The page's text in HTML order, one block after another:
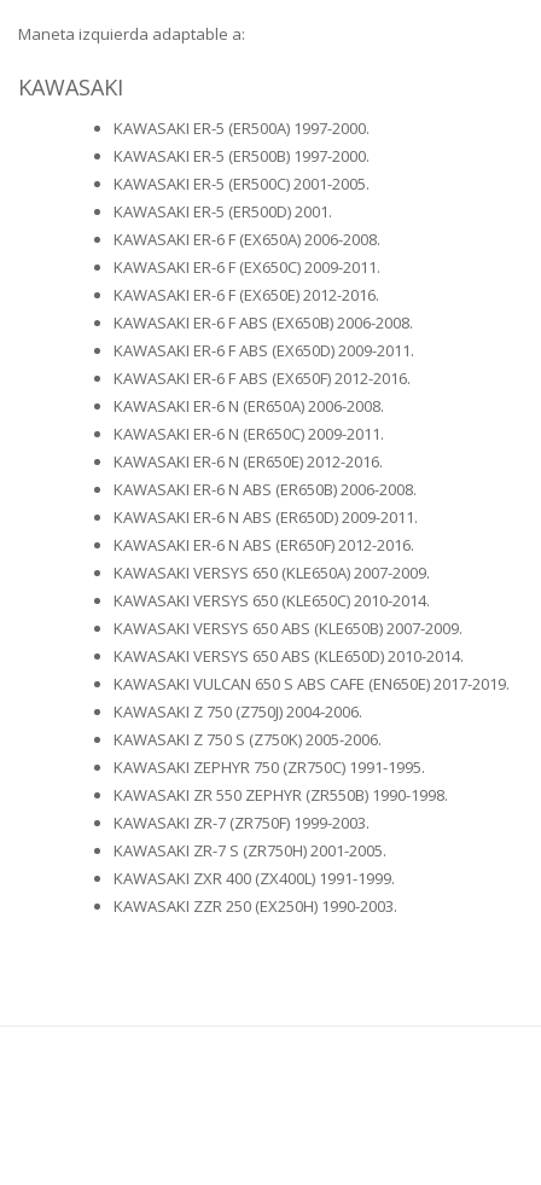
Maneta izquierda adaptable a:
KAWASAKI
KAWASAKI ER-5 (ER500A) 1997-2000.
KAWASAKI ER-5 (ER500B) 1997-2000.
KAWASAKI ER-5 (ER500C) 2001-2005.
KAWASAKI ER-5 (ER500D) 2001.
KAWASAKI ER-6 F (EX650A) 2006-2008.
KAWASAKI ER-6 F (EX650C) 2009-2011.
KAWASAKI ER-6 F (EX650E) 2012-2016.
KAWASAKI ER-6 F ABS (EX650B) 2006-2008.
KAWASAKI ER-6 F ABS (EX650D) 2009-2011.
KAWASAKI ER-6 F ABS (EX650F) 2012-2016.
KAWASAKI ER-6 N (ER650A) 2006-2008.
KAWASAKI ER-6 N (ER650C) 2009-2011.
KAWASAKI ER-6 N (ER650E) 2012-2016.
KAWASAKI ER-6 N ABS (ER650B) 2006-2008.
KAWASAKI ER-6 N ABS (ER650D) 2009-2011.
KAWASAKI ER-6 N ABS (ER650F) 2012-2016.
KAWASAKI VERSYS 650 (KLE650A) 2007-2009.
KAWASAKI VERSYS 650 (KLE650C) 2010-2014.
KAWASAKI VERSYS 650 ABS (KLE650B) 2007-2009.
KAWASAKI VERSYS 650 ABS (KLE650D) 2010-2014.
KAWASAKI VULCAN 650 S ABS CAFE (EN650E) 2017-2019.
KAWASAKI Z 750 (Z750J) 2004-2006.
KAWASAKI Z 750 S (Z750K) 2005-2006.
KAWASAKI ZEPHYR 750 (ZR750C) 1991-1995.
KAWASAKI ZR 550 ZEPHYR (ZR550B) 1990-1998.
KAWASAKI ZR-7 (ZR750F) 1999-2003.
KAWASAKI ZR-7 S (ZR750H) 2001-2005.
KAWASAKI ZXR 400 (ZX400L) 1991-1999.
KAWASAKI ZZR 250 (EX250H) 1990-2003.